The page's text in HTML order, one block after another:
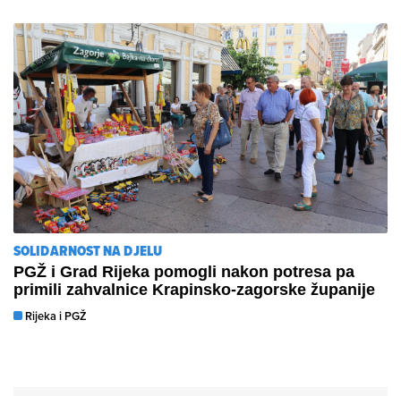
SOLIDARNOST NA DJELU
PGŽ i Grad Rijeka pomogli nakon potresa pa
primili zahvalnice Krapinsko-zagorske županije
Rijeka i PGŽ